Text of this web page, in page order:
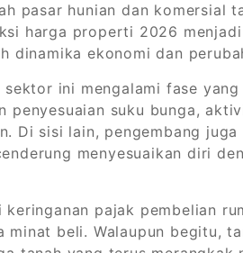
pasar hunian dan komersial
harga properti 2026
dinamika ekonomi dan
ini mengalami fase
penyesuaian suku bunga,
Di sisi lain, pengembang
menyesuaikan diri
pajak pembelian
minat beli. Walaupun begitu,